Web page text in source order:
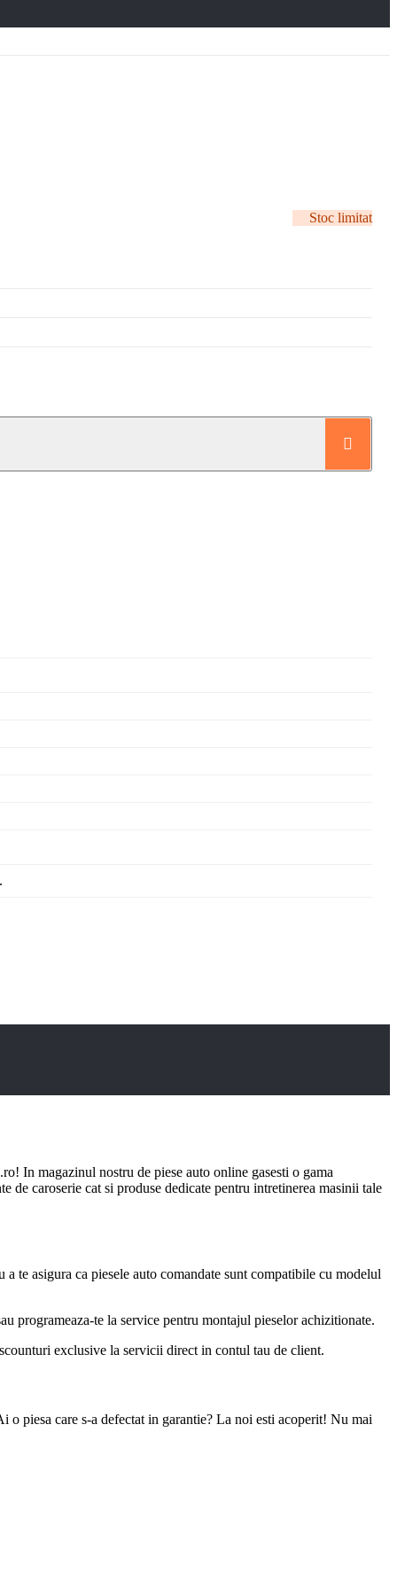
Stoc limitat
In magazinul nostru de piese auto online gasesti o gama
caroserie cat si produse dedicate pentru intretinerea masinii tale
te asigura ca piesele auto comandate sunt compatibile cu modelul
programeaza-te la service pentru montajul pieselor achizitionate.
exclusive la servicii direct in contul tau de client.
piesa care s-a defectat in garantie? La noi esti acoperit! Nu mai